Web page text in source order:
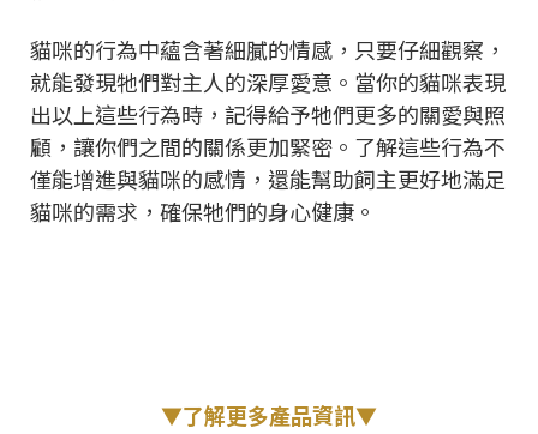
貓咪的行為中蘊含著細膩的情感，只要仔細觀察，
就能發現牠們對主人的深厚愛意。當你的貓咪表現
出以上這些行為時，記得給予牠們更多的關愛與照
顧，讓你們之間的關係更加緊密。了解這些行為不
僅能增進與貓咪的感情，還能幫助飼主更好地滿足
貓咪的需求，確保牠們的身心健康。
▼了解更多產品資訊▼